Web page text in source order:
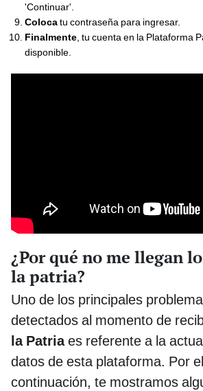
'Continuar'.
Colocatu contraseña para ingresar.
Finalmente , tu cuenta en la Plataforma
disponible.
¿Por qué no me llegan
la patria?
Uno de los principales
detectados al momento de
la Patriaes referente a la
datos de esta plataforma. Por
continuación, te mostramos